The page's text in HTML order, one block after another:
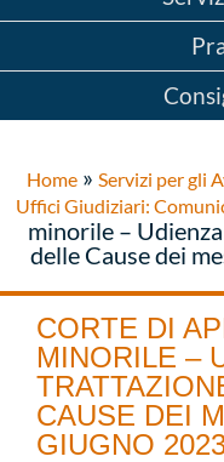
Home » Servizi per gli
Uffici Giudiziari:
minorile –
delle Cause dei
CORTE DI
MINORILE –
CAUSE DEI
GIUGNO